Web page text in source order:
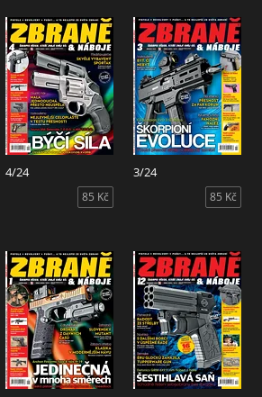
4/24
85 Kč
3/24
85 Kč